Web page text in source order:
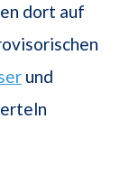
dort auf
und